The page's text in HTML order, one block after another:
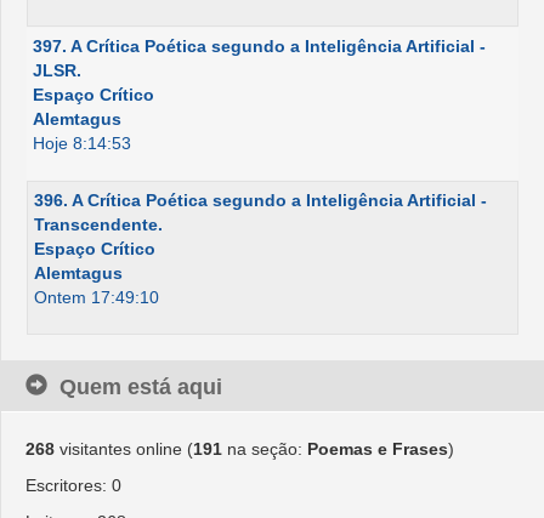
397. A Crítica Poética segundo a Inteligência Artificial -
JLSR.
Espaço Crítico
Alemtagus
Hoje 8:14:53
396. A Crítica Poética segundo a Inteligência Artificial -
Transcendente.
Espaço Crítico
Alemtagus
Ontem 17:49:10
Quem está aqui
268 visitantes online (191 na seção: Poemas e Frases)
Escritores: 0